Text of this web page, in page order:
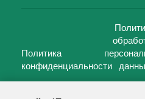
Политика
конфиденциальности